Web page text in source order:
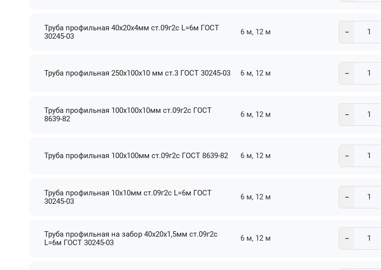
Труба профильная 40х20х4мм ст.09г2с L=6м ГОСТ
30245-03
6 м, 12 м −
Труба профильная 250х100х10 мм ст.3 ГОСТ 30245-03 6 м, 12 м −
Труба профильная 100х100х10мм ст.09г2с ГОСТ
8639-82
6 м, 12 м −
Труба профильная 100х100мм ст.09г2с ГОСТ 8639-82 6 м, 12 м −
Труба профильная 10х10мм ст.09г2с L=6м ГОСТ
30245-03
6 м, 12 м −
Труба профильная на забор 40х20х1,5мм ст.09г2с
L=6м ГОСТ 30245-03
6 м, 12 м −